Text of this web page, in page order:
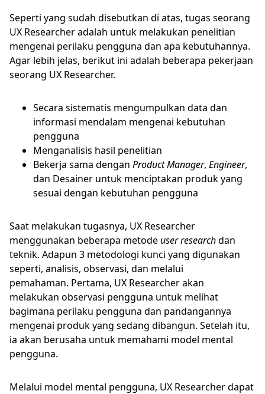
Seperti yang sudah disebutkan di atas, tugas seorang
UX Researcher adalah untuk melakukan penelitian
mengenai perilaku pengguna dan apa kebutuhannya.
Agar lebih jelas, berikut ini adalah beberapa pekerjaan
seorang UX Researcher.
Secara sistematis mengumpulkan data dan
informasi mendalam mengenai kebutuhan
pengguna
Menganalisis hasil penelitian
Bekerja sama dengan Product Manager, Engineer,
dan Desainer untuk menciptakan produk yang
sesuai dengan kebutuhan pengguna
Saat melakukan tugasnya, UX Researcher
menggunakan beberapa metodeuser researchdan
teknik. Adapun 3 metodologi kunci yang digunakan
seperti, analisis, observasi, dan melalui
pemahaman. Pertama, UX Researcher akan
melakukan observasi pengguna untuk melihat
bagimana perilaku pengguna dan pandangannya
mengenai produk yang sedang dibangun. Setelah itu,
ia akan berusaha untuk memahami model mental
pengguna.
Melalui model mental pengguna, UX Researcher dapat